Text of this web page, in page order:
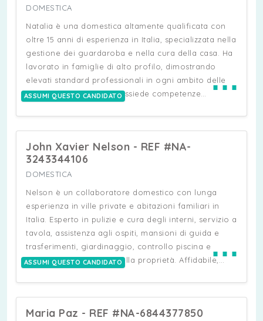
rispetto del budget e delle esigenze alimentari
lingua), organizzazione di attività all'aperto e cura
dell'igiene personale dei bambini. In precedenza ha
lavorato per diversi anni come colf e collaboratrice
familiare, con mansioni analoghe di gestione
domestica e sorveglianza dei bambini.
DOMESTICA
Natalia è una domestica altamente qualificata con
oltre 15 anni di esperienza in Italia, specializzata nella
gestione dei guardaroba e nella cura della casa. Ha
lavorato in famiglie di alto profilo, dimostrando
elevati standard professionali in ogni ambito delle
mansioni domestiche. Possiede competenze
accurata di materiali e mobilia di pregio. Sa gestire il
servizio in tavola formale e ha una buona base di
cucina italiana. Ha esperienza con bambini anche
piccoli. È una persona dal carattere mite, con buone
maniere e sa relazionarsi con persone di alto
profilo. È costantemente orientata alla crescita
professionale e all'apprendimento di nuove
competenze.
ASSUMI QUESTO CANDIDATO ⋯
John Xavier Nelson - REF #NA-
3243344106
DOMESTICA
Nelson è un collaboratore domestico con lunga
esperienza in ville private e abitazioni familiari in
Italia. Esperto in pulizie e cura degli interni, servizio a
tavola, assistenza agli ospiti, mansioni di guida e
trasferimenti, giardinaggio, controllo piscina e
manutenzione di base della proprietà. Affidabile,
termine nel supporto a famiglie private e proprietari
di ville. Sposato, la moglie ha il permesso di
ASSUMI QUESTO CANDIDATO ⋯
Maria Paz - REF #NA-6844377850